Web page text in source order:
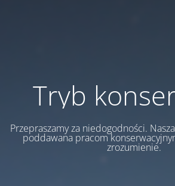
Tryb
Przepraszamy za niedogodności.
poddawana pracom
zrozumienie.